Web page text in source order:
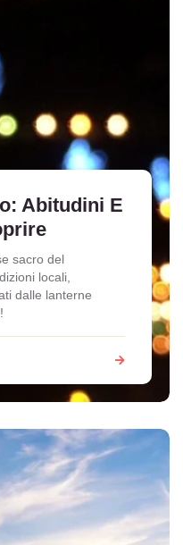
Abitudini E
sacro del
locali,
dalle lanterne